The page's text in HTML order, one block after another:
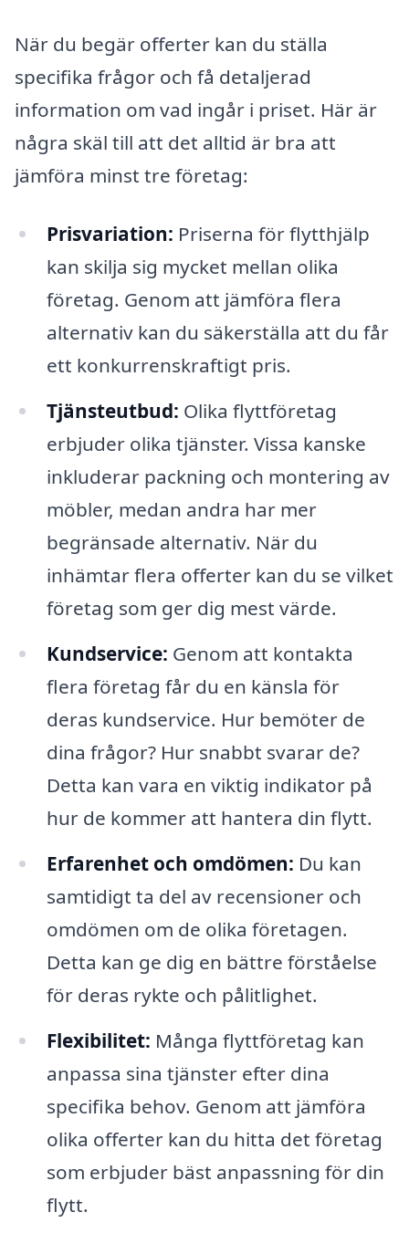
När du begär offerter kan du ställa
specifika frågor och få detaljerad
information om vad ingår i priset. Här är
några skäl till att det alltid är bra att
jämföra minst tre företag:
Prisvariation: Priserna för flytthjälp
kan skilja sig mycket mellan olika
företag. Genom att jämföra flera
alternativ kan du säkerställa att du får
ett konkurrenskraftigt pris.
Tjänsteutbud: Olika flyttföretag
erbjuder olika tjänster. Vissa kanske
inkluderar packning och montering av
möbler, medan andra har mer
begränsade alternativ. När du
inhämtar flera offerter kan du se vilket
företag som ger dig mest värde.
Kundservice: Genom att kontakta
flera företag får du en känsla för
deras kundservice. Hur bemöter de
dina frågor? Hur snabbt svarar de?
Detta kan vara en viktig indikator på
hur de kommer att hantera din flytt.
Erfarenhet och omdömen: Du kan
samtidigt ta del av recensioner och
omdömen om de olika företagen.
Detta kan ge dig en bättre förståelse
för deras rykte och pålitlighet.
Flexibilitet: Många flyttföretag kan
anpassa sina tjänster efter dina
specifika behov. Genom att jämföra
olika offerter kan du hitta det företag
som erbjuder bäst anpassning för din
flytt.